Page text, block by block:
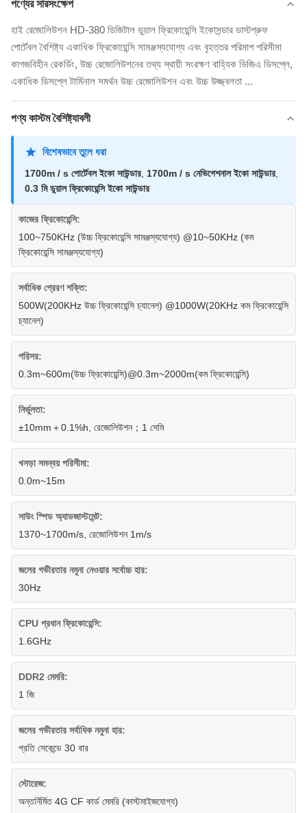
পণ্যের সারসংক্ষেপ
হাই রেজোলিউশন HD-380 ডিজিটাল ডুয়াল ফ্রিকোয়েন্সি ইকোসন্ডার ডাস্টপ্রুফ
পোর্টেবল বৈশিষ্ট্য একাধিক ফ্রিকোয়েন্সি সামঞ্জস্যযোগ্য এবং বৃহত্তর পরিমাপ পরিসীমা
কাগজবিহীন রেকর্ডিং, উচ্চ রেজোলিউশনের তথ্য স্থায়ী সংরক্ষণ বাহ্যিক ভিজিএ ডিসপ্লে,
একাধিক ডিসপ্লে টার্মিনাল সমর্থন উচ্চ রেজোলিউশন এবং উচ্চ উজ্জ্বলতা ...
পণ্য কাস্টম বৈশিষ্ট্যাবলী
বিশেষভাবে তুলে ধরা
1700m / s পোর্টেবল ইকো সাউন্ডার 1700m / s নেভিগেশনাল ইকো সাউন্ডার
0.3 মি ডুয়াল ফ্রিকোয়েন্সি ইকো সাউন্ডার
কাজের ফ্রিকোয়েন্সি:
100~750KHz (উচ্চ ফ্রিকোয়েন্সি সামঞ্জস্যযোগ্য) @10~50KHz (কম
ফ্রিকোয়েন্সি সামঞ্জস্যযোগ্য)
সর্বাধিক প্রেরণ শক্তি:
500W(200KHz উচ্চ ফ্রিকোয়েন্সি চ্যানেল) @1000W(20KHz কম ফ্রিকোয়েন্সি
চ্যানেল)
পরিসর:
0.3m~600m(উচ্চ ফ্রিকোয়েন্সি)@0.3m~2000m(কম ফ্রিকোয়েন্সি)
নির্ভুলতা:
±10mm＋0.1%h, রেজোলিউশন；1 সেমি
খসড়া সমন্বয় পরিসীমা:
0.0m~15m
সাউং স্পিড অ্যাডজাস্টমেন্ট:
1370~1700m/s, রেজোলিউশন 1m/s
জলের গভীরতার নমুনা নেওয়ার সর্বোচ্চ হার:
30Hz
CPU প্রধান ফ্রিকোয়েন্সি:
1.6GHz
DDR2 মেমরি:
1 জি
জলের গভীরতার সর্বাধিক নমুনা হার:
প্রতি সেকেন্ডে 30 বার
স্টোরেজ:
অন্তর্নির্মিত 4G CF কার্ড মেমরি (কাস্টমাইজযোগ্য)